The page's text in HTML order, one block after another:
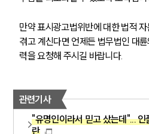
만약 표시광고법위반에 대한 법적
겪고 계신다면 언제든 법무법인 대
력을 요청해 주시길 바랍니다.
관련기사
"유명인이라서 믿고 샀는데"...
란